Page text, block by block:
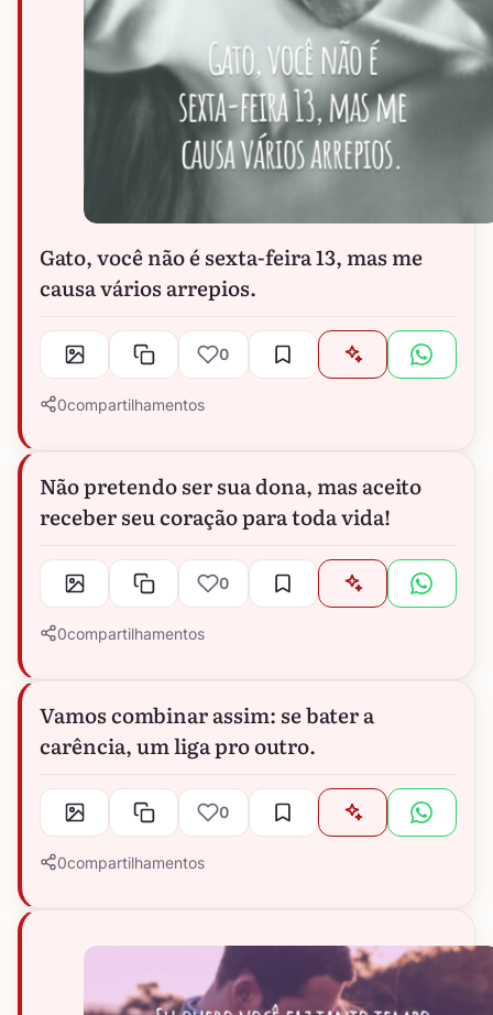
Gato, você não é sexta-feira 13, mas me
causa vários arrepios.
0
0compartilhamentos
Não pretendo ser sua dona, mas aceito
receber seu coração para toda vida!
0
0compartilhamentos
Vamos combinar assim: se bater a
carência, um liga pro outro.
0
0compartilhamentos